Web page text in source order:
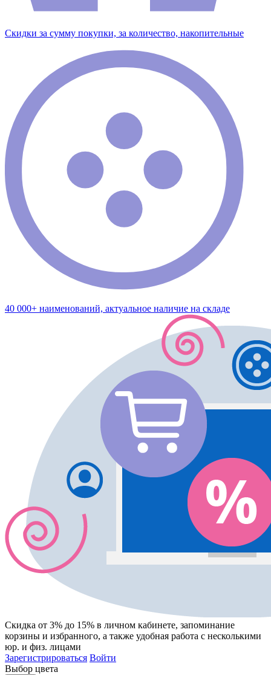
Скидки за сумму покупки, за количество, накопительные
40 000+ наименований, актуальное наличие на складе
Скидка от 3% до 15% в личном кабинете, запоминание
корзины и избранного, а также удобная работа с несколькими
юр. и физ. лицами
Зарегистрироваться Войти
Выбор цвета